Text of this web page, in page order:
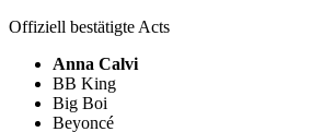
Offiziell bestätigte Acts
Anna Calvi
BB King
Big Boi
Beyoncé